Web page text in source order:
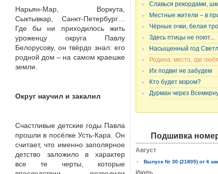
Нарьян-Мар, Воркута,
Сыктывкар, Санкт-Петербург…
Где бы ни приходилось жить
уроженцу округа Павлу
Белорусову, он твёрдо знал: его
родной дом – на самом краешке
земли.
Округ научил и закалил
Счастливые детские годы Павла
прошли в посёлке Усть-Кара. Он
считает, что именно заполярное
детство заложило в характер
все те черты, которые
Славься рекордами,
Местные жители – в
Чёрные очки, белая
Здесь птицы не поют...
Насыщенный год
Родина: место, где
Их подвиг не забудем
Кто будет мэром?
Дурман через
Подшивка
Август
Выпуск № 30 (21805) от 6
Июль